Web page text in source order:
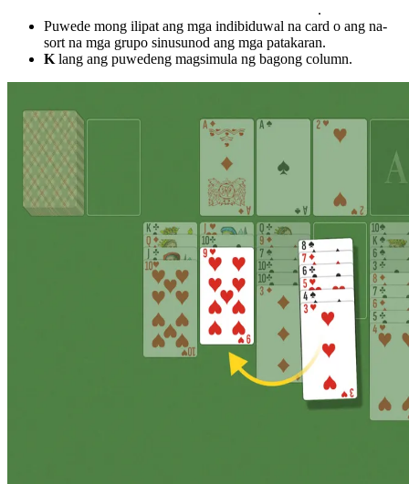
.
Puwede mong ilipat ang mga indibiduwal na card o ang na-
sort na mga grupo sinusunod ang mga patakaran.
K lang ang puwedeng magsimula ng bagong column.